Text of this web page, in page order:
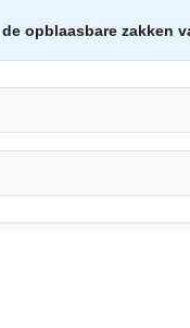
de opblaasbare zakken